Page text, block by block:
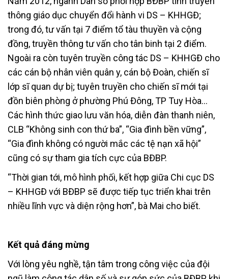
thông giáo dục chuyển đổi hành vi DS – KHHGĐ;
trong đó, tư vấn tại 7 điểm tổ tàu thuyền và cộng
đồng, truyền thông tư vấn cho tân binh tại 2 điểm.
Ngoài ra còn tuyên truyền công tác DS – KHHGĐ cho
các cán bộ nhân viên quân y, cán bộ Đoàn, chiến sĩ
lớp sĩ quan dự bị; tuyên truyền cho chiến sĩ mới tại
đồn biên phòng ở phường Phú Đông, TP Tuy Hòa…
Các hình thức giao lưu văn hóa, diễn đàn thanh niên,
CLB “Không sinh con thứ ba”, “Gia đình bền vững”,
“Gia đình không có người mắc các tệ nạn xã hội”
cũng có sự tham gia tích cực của BĐBP.
“Thời gian tới, mô hình phối, kết hợp giữa Chi cục DS
– KHHGĐ với BĐBP sẽ được tiếp tục triển khai trên
nhiều lĩnh vực và diện rộng hơn”, bà Mai cho biết.
Kết quả đáng mừng
Với lòng yêu nghề, tận tâm trong công việc của đội